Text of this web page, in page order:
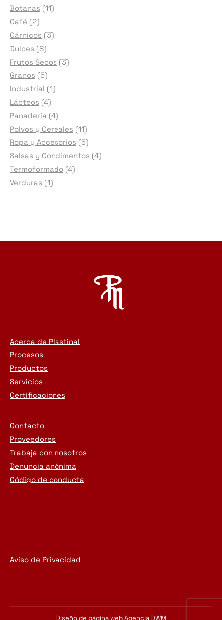
Botanas 1111
Café 22
productos
Cárnicos 33
Dulces 88
productos
Frutos Secos 33
Granos 55
productos
Industrial 11
Lácteos 44
productos
Panadería 44
productos
Polvos y Cereales 1111
productos
Ropa y Accesorios 55
productos
Salsas y Condimentos 44
Termoformado 44
Verduras 11
Acerca de Plastinal
Procesos
Productos
Servicios
Certificaciones
Contacto
Proveedores
Trabaja con nosotros
Denuncia anónima
Código de conducta
Aviso de Privacidad
Diseño de página webAgencia DWM